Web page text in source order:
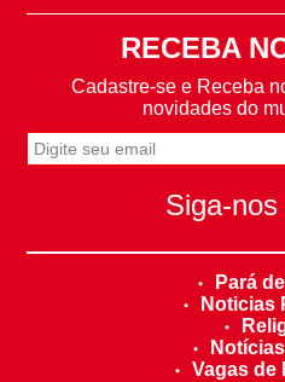
RECEBA
Cadastre-se e Receba
novidades do
Siga-nos
Pará
Noticias
Vagas de